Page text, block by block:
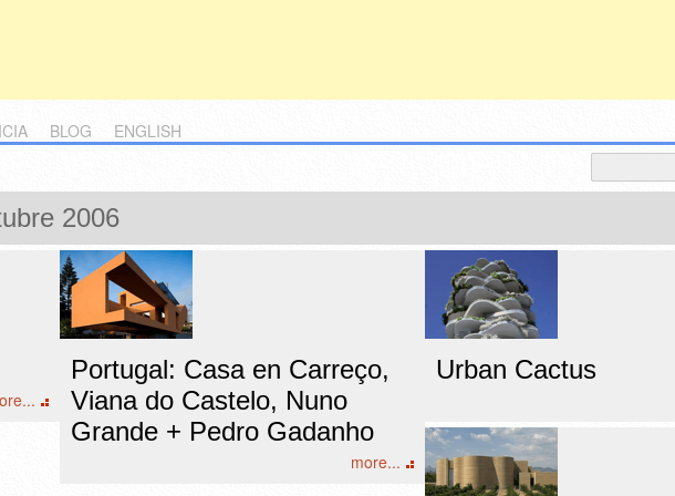
BLOG ENGLISH
2006
Portugal: Casa en Carreço,
Viana do Castelo, Nuno
Grande + Pedro Gadanho
more...
Urban Cactus